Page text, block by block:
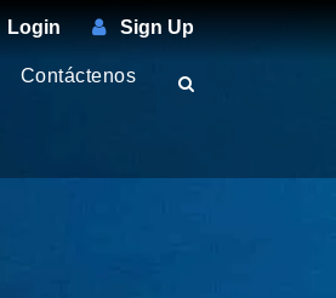
Login Sign Up
Contáctenos